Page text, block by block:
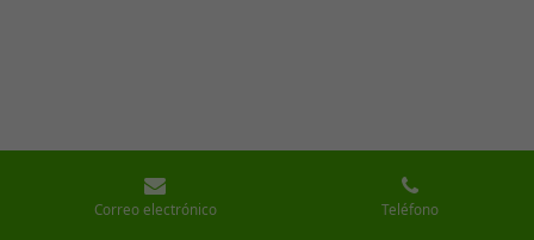
Correo electrónico Teléfono